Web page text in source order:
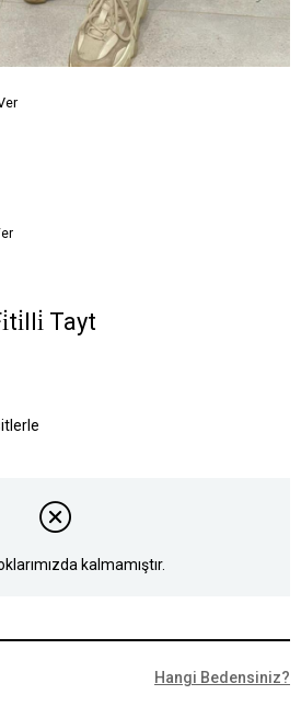
Tayt
kalmamıştır.
Hangi Bedensiniz?